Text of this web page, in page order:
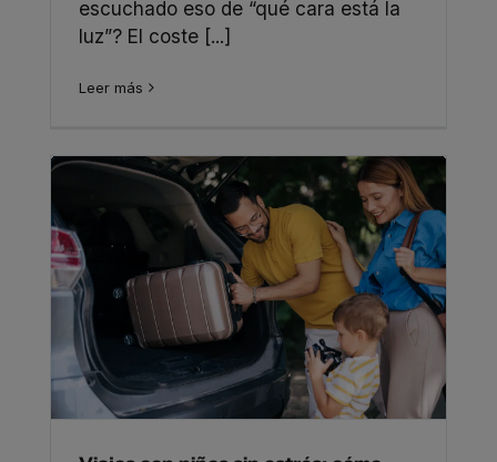
escuchado eso de “qué cara está la
luz”? El coste [...]
Leer más